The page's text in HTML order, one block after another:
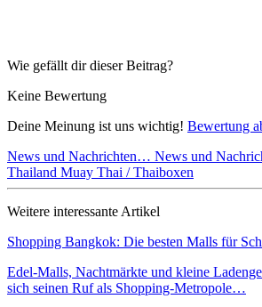
Wie gefällt dir dieser Beitrag?
Keine Bewertung
Deine Meinung ist uns wichtig! Bewertung
News und Nachrichten… News und
Thailand Muay Thai / Thaiboxen
Weitere interessante Artikel
Shopping Bangkok: Die besten Malls für
Edel-Malls, Nachtmärkte und kleine
sich seinen Ruf als Shopping-Metropole…